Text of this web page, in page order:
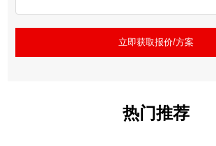
立即获取报价/方案
热门推荐